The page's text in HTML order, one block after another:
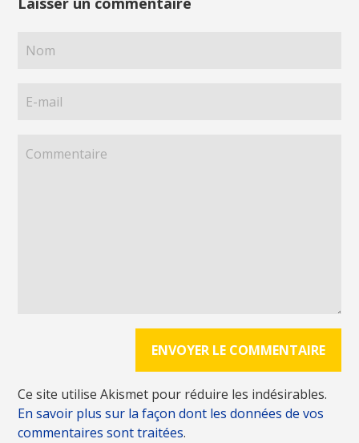
Ce site utilise Akismet pour réduire les indésirables.
En savoir plus sur la façon dont les données de vos
commentaires sont traitées.